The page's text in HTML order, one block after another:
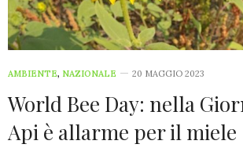
AMBIENTE, NAZIONALE 20 MAGGIO 2023
World Bee Day: nella
Api è allarme per il miele